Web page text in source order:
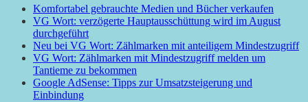
Komfortabel gebrauchte Medien und Bücher verkaufen
VG Wort: verzögerte Hauptausschüttung wird im August
durchgeführt
Neu bei VG Wort: Zählmarken mit anteiligem Mindestzugriff
VG Wort: Zählmarken mit Mindestzugriff melden um
Tantieme zu bekommen
Google AdSense: Tipps zur Umsatzsteigerung und
Einbindung